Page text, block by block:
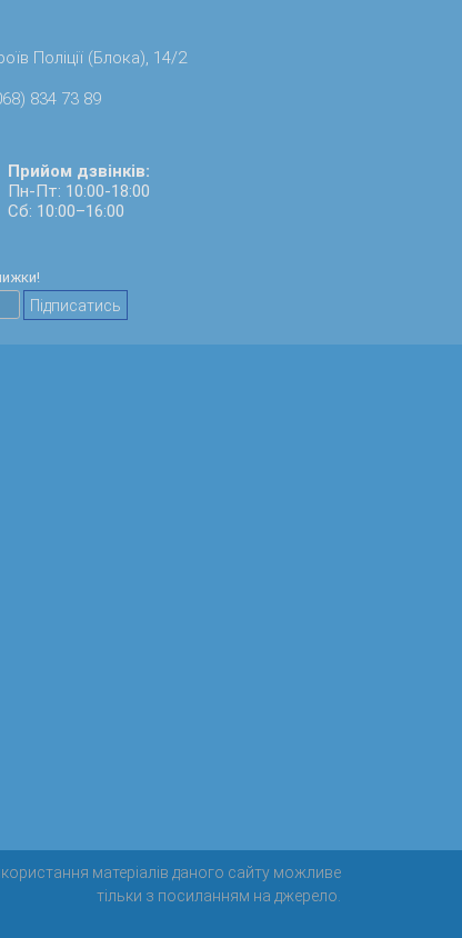
Поліції (Блока), 14/2
834 73 89
Прийом дзвінків:
Пн-Пт: 10:00-18:00
Сб: 10:00–16:00
Підписатись
матеріалів даного сайту можливе
тільки з посиланням на джерело.